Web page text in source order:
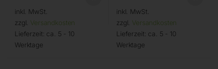
inkl. MwSt.
zzgl. Versandkosten
Lieferzeit: ca. 5 - 10
Werktage
inkl. MwSt.
zzgl. Versandkosten
Lieferzeit: ca. 5 - 10
Werktage